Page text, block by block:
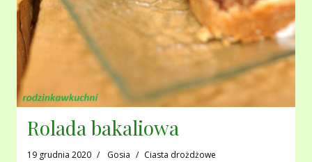
Rolada bakaliowa
19 grudnia 2020 Gosia Ciasta drożdżowe